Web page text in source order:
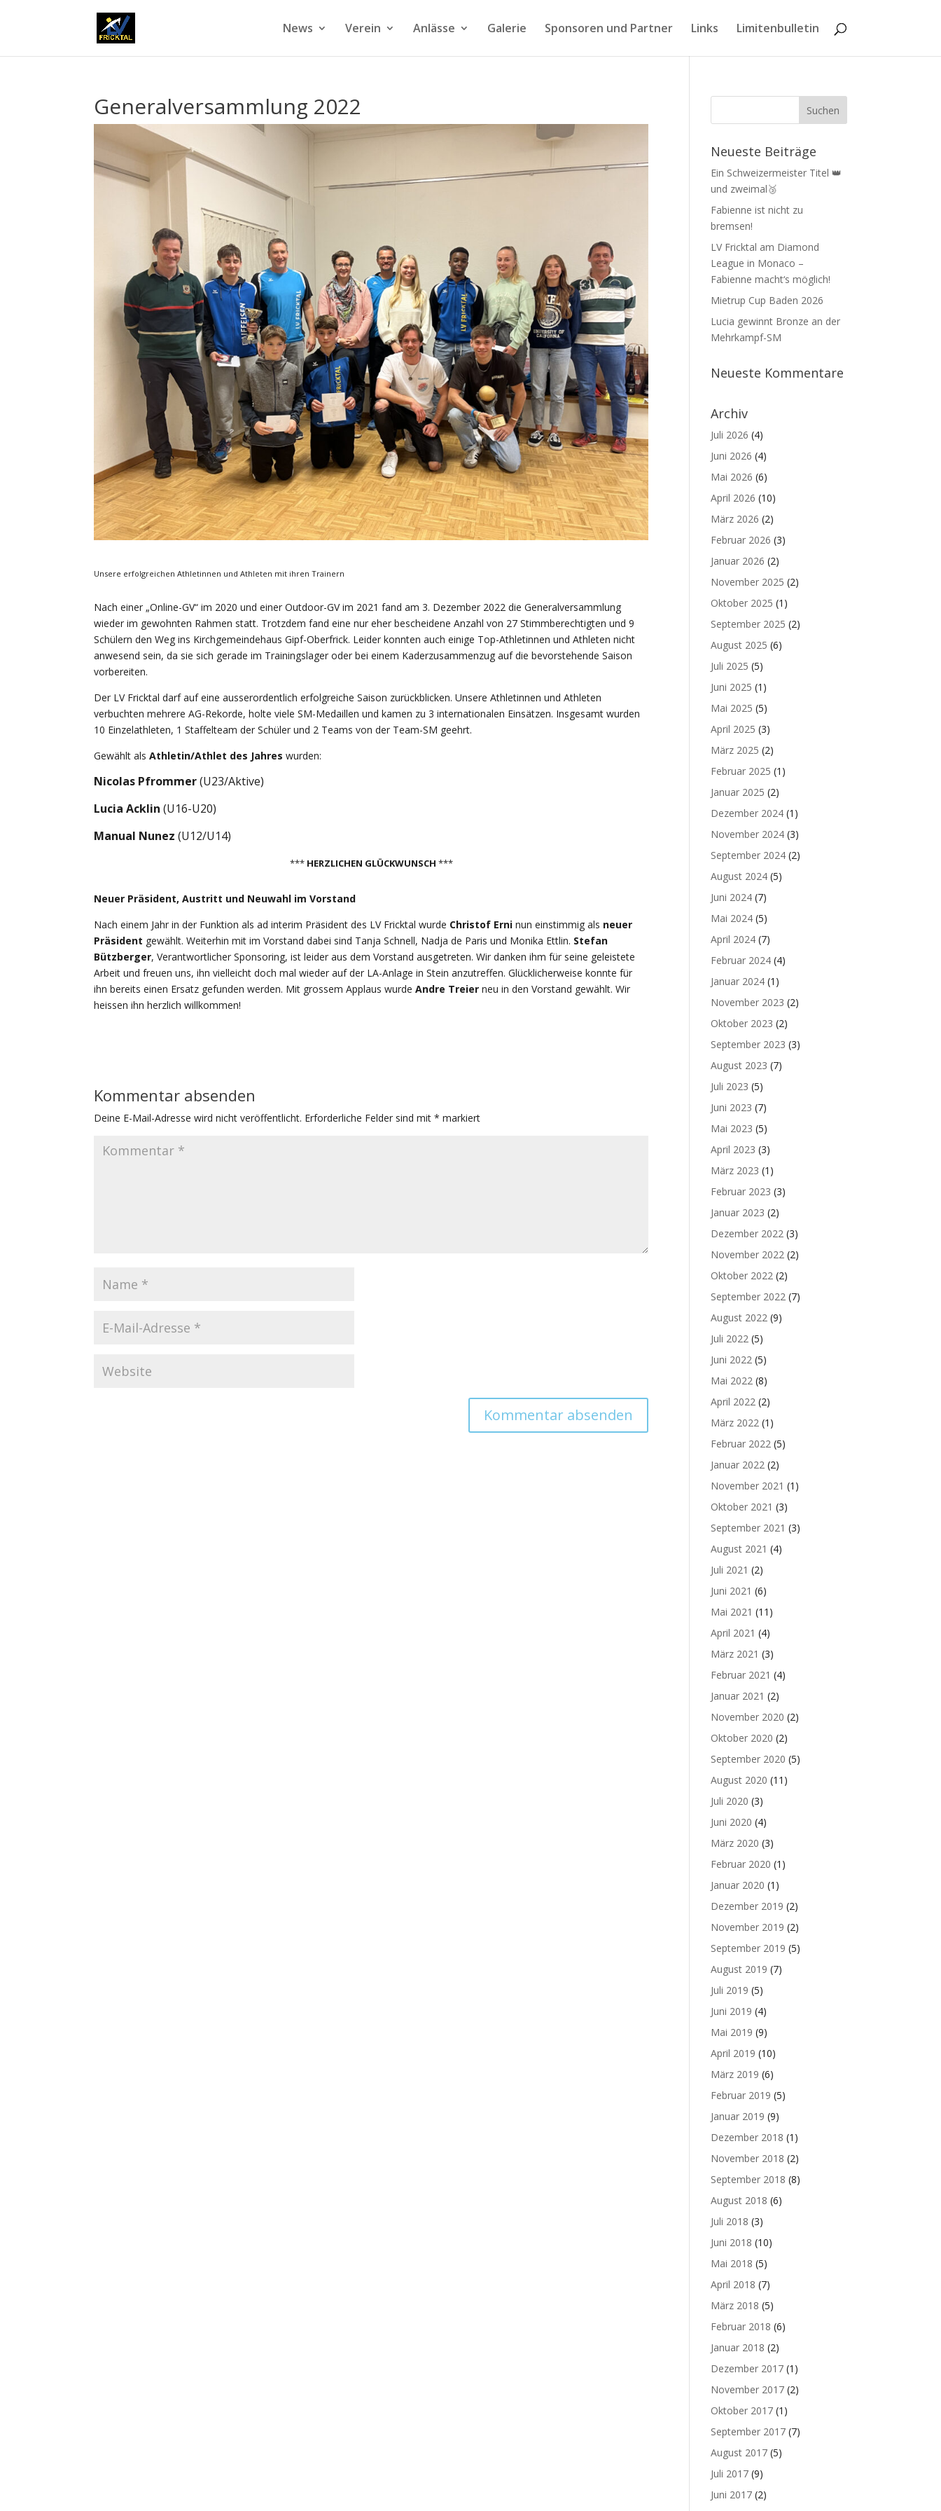
News Verein Anlässe Galerie Sponsoren und Partner Links Limitenbulletin
Generalversammlung 2022
Unsere erfolgreichen Athletinnen und Athleten mit ihren Trainern
Nach einer „Online-GV“ im 2020 und einer Outdoor-GV im 2021 fand am 3. Dezember 2022 die Generalversammlung
wieder im gewohnten Rahmen statt. Trotzdem fand eine nur eher bescheidene Anzahl von 27 Stimmberechtigten und 9
Schülern den Weg ins Kirchgemeindehaus Gipf-Oberfrick. Leider konnten auch einige Top-Athletinnen und Athleten nicht
anwesend sein, da sie sich gerade im Trainingslager oder bei einem Kaderzusammenzug auf die bevorstehende Saison
vorbereiten.
Der LV Fricktal darf auf eine ausserordentlich erfolgreiche Saison zurückblicken. Unsere Athletinnen und Athleten
verbuchten mehrere AG-Rekorde, holte viele SM-Medaillen und kamen zu 3 internationalen Einsätzen. Insgesamt wurden
10 Einzelathleten, 1 Staffelteam der Schüler und 2 Teams von der Team-SM geehrt.
Gewählt alsAthletin/Athlet des Jahreswurden:
Nicolas Pfrommer(U23/Aktive)
Lucia Acklin (U16-U20)
Manual Nunez(U12/U14)
*** HERZLICHEN GLÜCKWUNSCH ***
Neuer Präsident, Austritt und Neuwahl im Vorstand
Nach einem Jahr in der Funktion als ad interim Präsident des LV Fricktal wurde Christof Erni nun einstimmig als neuer
Präsident gewählt. Weiterhin mit im Vorstand dabei sind Tanja Schnell, Nadja de Paris und Monika Ettlin. Stefan
Bützberger, Verantwortlicher Sponsoring, ist leider aus dem Vorstand ausgetreten. Wir danken ihm für seine geleistete
Arbeit und freuen uns, ihn vielleicht doch mal wieder auf der LA-Anlage in Stein anzutreffen. Glücklicherweise konnte für
ihn bereits einen Ersatz gefunden werden. Mit grossem Applaus wurdeAndre Treier neu in den Vorstand gewählt. Wir
heissen ihn herzlich willkommen!
Kommentar absenden
Deine E-Mail-Adresse wird nicht veröffentlicht. Erforderliche Felder sind mit* markiert
Neueste Beiträge
Ein Schweizermeister Titel 👑
und zweimal🥉
Fabienne ist nicht zu
bremsen!
LV Fricktal am Diamond
League in Monaco –
Fabienne macht‘s möglich!
Mietrup Cup Baden 2026
Lucia gewinnt Bronze an der
Mehrkampf-SM
Neueste Kommentare
Archiv
Juli 2026 (4)
Juni 2026 (4)
Mai 2026 (6)
April 2026 (10)
März 2026 (2)
Februar 2026 (3)
Januar 2026 (2)
November 2025 (2)
Oktober 2025 (1)
September 2025 (2)
August 2025 (6)
Juli 2025 (5)
Juni 2025 (1)
Mai 2025 (5)
April 2025 (3)
März 2025 (2)
Februar 2025 (1)
Januar 2025 (2)
Dezember 2024 (1)
November 2024 (3)
September 2024 (2)
August 2024 (5)
Juni 2024 (7)
Mai 2024 (5)
April 2024 (7)
Februar 2024 (4)
Januar 2024 (1)
November 2023 (2)
Oktober 2023 (2)
September 2023 (3)
August 2023 (7)
Juli 2023 (5)
Juni 2023 (7)
Mai 2023 (5)
April 2023 (3)
März 2023 (1)
Februar 2023 (3)
Januar 2023 (2)
Dezember 2022 (3)
November 2022 (2)
Oktober 2022 (2)
September 2022 (7)
August 2022 (9)
Juli 2022 (5)
Juni 2022 (5)
Mai 2022 (8)
April 2022 (2)
März 2022 (1)
Februar 2022 (5)
Januar 2022 (2)
November 2021 (1)
Oktober 2021 (3)
September 2021 (3)
August 2021 (4)
Juli 2021 (2)
Juni 2021 (6)
Mai 2021 (11)
April 2021 (4)
März 2021 (3)
Februar 2021 (4)
Januar 2021 (2)
November 2020 (2)
Oktober 2020 (2)
September 2020 (5)
August 2020 (11)
Juli 2020 (3)
Juni 2020 (4)
März 2020 (3)
Februar 2020 (1)
Januar 2020 (1)
Dezember 2019 (2)
November 2019 (2)
September 2019 (5)
August 2019 (7)
Juli 2019 (5)
Juni 2019 (4)
Mai 2019 (9)
April 2019 (10)
März 2019 (6)
Februar 2019 (5)
Januar 2019 (9)
Dezember 2018 (1)
November 2018 (2)
September 2018 (8)
August 2018 (6)
Juli 2018 (3)
Juni 2018 (10)
Mai 2018 (5)
April 2018 (7)
März 2018 (5)
Februar 2018 (6)
Januar 2018 (2)
Dezember 2017 (1)
November 2017 (2)
Oktober 2017 (1)
September 2017 (7)
August 2017 (5)
Juli 2017 (9)
Juni 2017 (2)